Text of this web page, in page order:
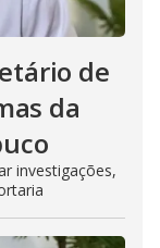
de
da
investigações,